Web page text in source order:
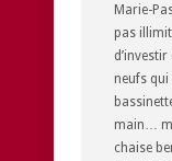
Marie-
pas
neufs qui
main…
chaise